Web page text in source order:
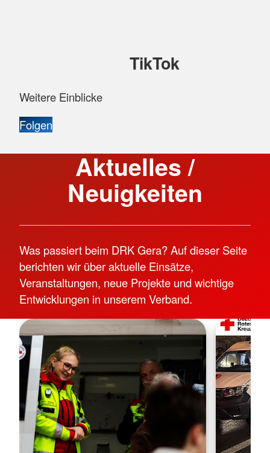
TikTok
Weitere Einblicke
Folgen
Aktuelles /
Neuigkeiten
Was passiert beim DRK Gera? Auf dieser Seite
berichten wir über aktuelle Einsätze,
Veranstaltungen, neue Projekte und wichtige
Entwicklungen in unserem Verband.